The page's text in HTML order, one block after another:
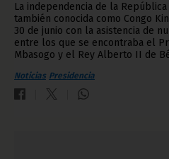
La independencia de la
también conocida como Congo
30 de junio con la asistencia de
entre los que se encontraba el
Mbasogo y el Rey Alberto II de
Noticias Presidencia